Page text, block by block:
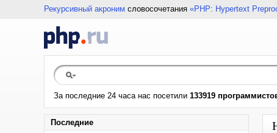
Рекурсивный акроним словосочетания «PHP: Hypertext
За последние 24 часа нас посетили 133919
Последние